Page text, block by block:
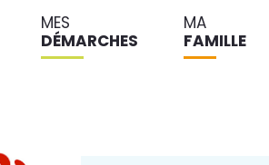
MES
DÉMARCHES
MA
FAMILLE